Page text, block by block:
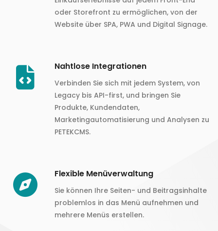
oder Storefront zu ermöglichen, von der
Website über SPA, PWA und Digital Signage.
Nahtlose Integrationen
Verbinden Sie sich mit jedem System, von
Legacy bis API-first, und bringen Sie
Produkte, Kundendaten,
Marketingautomatisierung und Analysen zu
PETEKCMS.
Flexible Menüverwaltung
Sie können Ihre Seiten- und Beitragsinhalte
problemlos in das Menü aufnehmen und
mehrere Menüs erstellen.